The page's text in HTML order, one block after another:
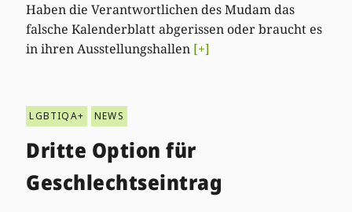
Haben die Verantwortlichen des Mudam das
falsche Kalenderblatt abgerissen oder braucht es
in ihren Ausstellungshallen [+]
LGBTIQA+ NEWS
Dritte Option für
Geschlechtseintrag